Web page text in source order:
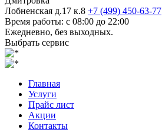
Лобненская д.17 к.8 +7 (499) 450-63-77
Время работы: с 08:00 до 22:00
Ежедневно, без выходных.
Выбрать сервис
Главная
Услуги
Прайс лист
Акции
Контакты